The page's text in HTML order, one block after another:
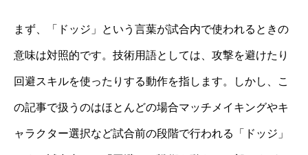
まず、「ドッジ」という言葉が試合内で使われるときの
意味は対照的です。技術用語としては、攻撃を避けたり
回避スキルを使ったりする動作を指します。しかし、こ
の記事で扱うのはほとんどの場合マッチメイキングやキ
ャラクター選択など試合前の段階で行われる「ドッジ」